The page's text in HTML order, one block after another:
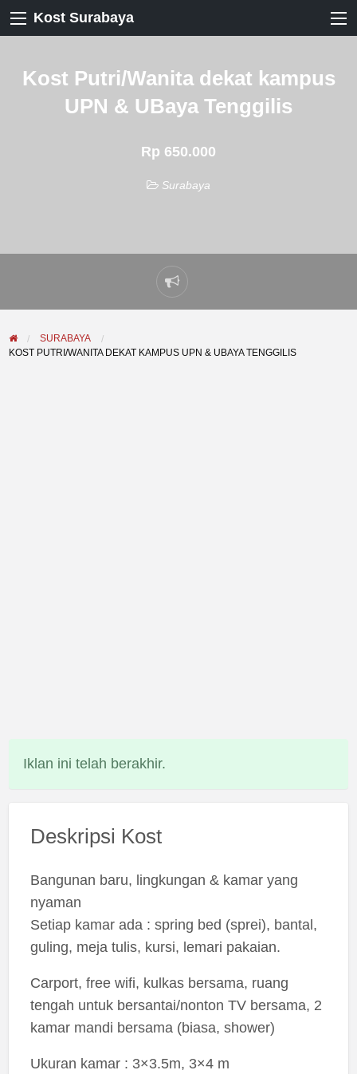
Kost Surabaya
Kost Putri/Wanita dekat kampus
UPN & UBaya Tenggilis
Rp 650.000
Surabaya
Laporkan
masalah
SURABAYA
KOST PUTRI/WANITA DEKAT KAMPUS UPN & UBAYA TENGGILIS
Iklan ini telah berakhir.
Deskripsi Kost
Bangunan baru, lingkungan & kamar yang
nyaman
Setiap kamar ada : spring bed (sprei), bantal,
guling, meja tulis, kursi, lemari pakaian.
Carport, free wifi, kulkas bersama, ruang
tengah untuk bersantai/nonton TV bersama, 2
kamar mandi bersama (biasa, shower)
Ukuran kamar : 3×3.5m, 3×4 m